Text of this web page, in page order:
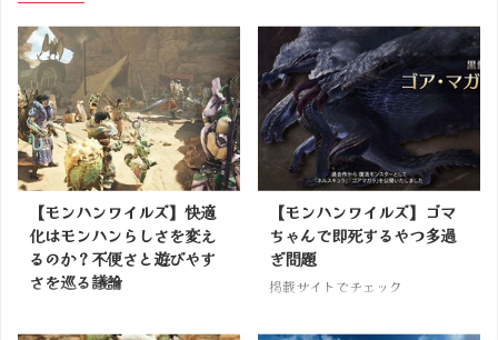
【モンハンワイルズ】快適
化はモンハンらしさを変え
るのか？不便さと遊びやす
さを巡る議論
【モンハンワイルズ】ゴマ
ちゃんで即死するやつ多過
ぎ問題
掲載サイトでチェック